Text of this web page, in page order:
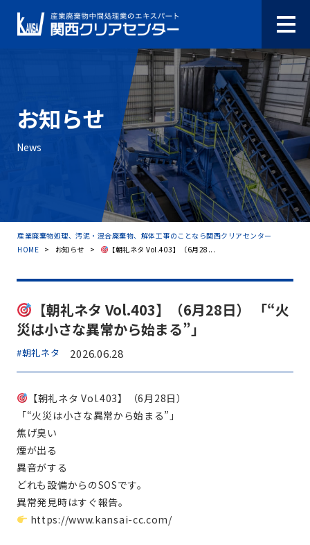
お知らせ
News
産業廃棄物処理、汚泥・混合廃棄物、解体工事のことなら関西クリアセンター
HOME > お知らせ > 【朝礼ネタ Vol.403】（6月28...
【朝礼ネタ Vol.403】（6月28日） 「“火
災は小さな異常から始まる”」
#朝礼ネタ 2026.06.28
【朝礼ネタ Vol.403】（6月28日）
「“火災は小さな異常から始まる”」
焦げ臭い
煙が出る
異音がする
どれも設備からのSOSです。
異常発見時はすぐ報告。
https://www.kansai-cc.com/